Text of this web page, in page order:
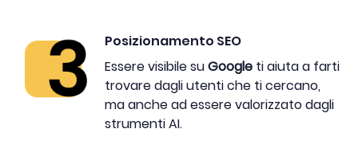
Posizionamento SEO
Essere visibile suGoogle ti aiuta a farti
trovare dagli utenti che ti cercano,
ma anche ad essere valorizzato dagli
strumenti AI.